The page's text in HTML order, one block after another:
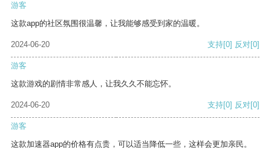
游客
这款app的社区氛围很温馨，让我能够感受到家的温暖。
2024-06-20 支持[0] 反对[0]
游客
这款游戏的剧情非常感人，让我久久不能忘怀。
2024-06-20 支持[0] 反对[0]
游客
这款加速器app的价格有点贵，可以适当降低一些，这样会更加亲民。